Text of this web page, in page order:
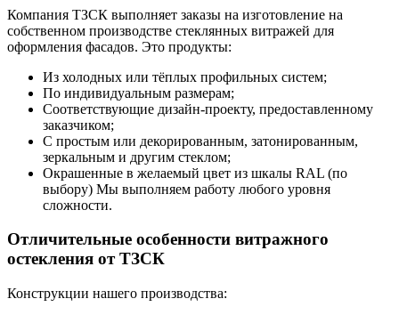
Компания ТЗСК выполняет заказы на изготовление на
собственном производстве стеклянных витражей для
оформления фасадов. Это продукты:
Из холодных или тёплых профильных систем;
По индивидуальным размерам;
Соответствующие дизайн-проекту, предоставленному
заказчиком;
С простым или декорированным, затонированным,
зеркальным и другим стеклом;
Окрашенные в желаемый цвет из шкалы RAL (по
выбору) Мы выполняем работу любого уровня
сложности.
Отличительные особенности витражного
остекления от ТЗСК
Конструкции нашего производства: